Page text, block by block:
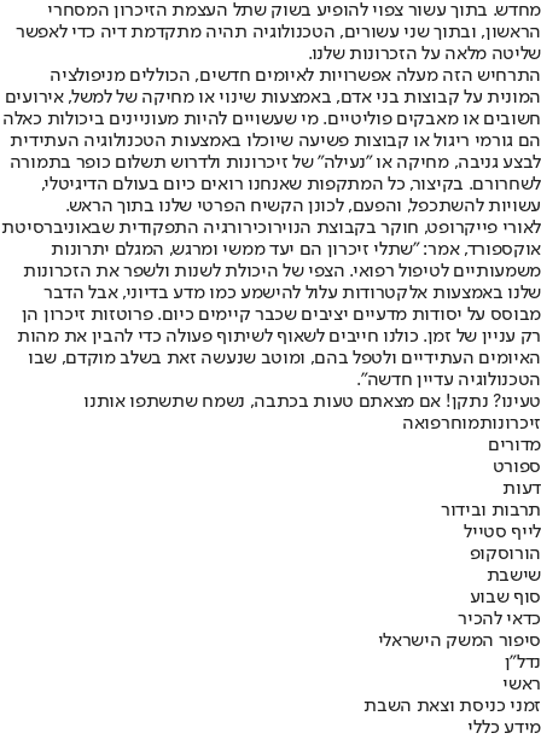
מחדש. בתוך עשור צפוי להופיע בשוק שתל העצמת הזיכרון המסחרי
הראשון, ובתוך שני עשורים, הטכנולוגיה תהיה מתקדמת דיה כדי לאפשר
שליטה מלאה על הזכרונות שלנו.
התרחיש הזה מעלה אפשרויות לאיומים חדשים, הכוללים מניפולציה
המונית על קבוצות בני אדם, באמצעות שינוי או מחיקה של למשל, אירועים
חשובים או מאבקים פוליטיים. מי שעשויים להיות מעוניינים ביכולות כאלה
הם גורמי ריגול או קבוצות פשיעה שיוכלו באמצעות הטכנולוגיה העתידית
לבצע גניבה, מחיקה או "נעילה" של זיכרונות ולדרוש תשלום כופר בתמורה
לשחרורם. בקיצור, כל המתקפות שאנחנו רואים כיום בעולם הדיגיטלי,
עשויות להשתכפל, והפעם, לכונן הקשיח הפרטי שלנו בתוך הראש.
לאורי פייקרופט, חוקר בקבוצת הנוירוכירורגיה התפקודית שבאוניברסיטת
אוקספורד, אמר: "שתלי זיכרון הם יעד ממשי ומרגש, המגלם יתרונות
משמעותיים לטיפול רפואי. הצפי של היכולת לשנות ולשפר את הזכרונות
שלנו באמצעות אלקטרודות עלול להישמע כמו מדע בדיוני, אבל הדבר
מבוסס על יסודות מדעיים יציבים שכבר קיימים כיום. פרוטזות זיכרון הן
רק עניין של זמן. כולנו חייבים לשאוף לשיתוף פעולה כדי להבין את מהות
האיומים העתידיים ולטפל בהם, ומוטב שנעשה זאת בשלב מוקדם, שבו
הטכנולוגיה עדיין חדשה".
טעינו? נתקן! אם מצאתם טעות בכתבה, נשמח שתשתפו אותנו
זיכרונותמוחרפואה
מדורים
ספורט
דעות
תרבות ובידור
לייף סטייל
הורוסקופ
שישבת
סוף שבוע
כדאי להכיר
סיפור המשק הישראלי
נדל"ן
ראשי
זמני כניסת וצאת השבת
מידע כללי